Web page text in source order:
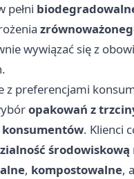
pełni
wywiązać się z
z preferencjami
opakowań z
. Klienci
środowiskową
, kompostowalne,